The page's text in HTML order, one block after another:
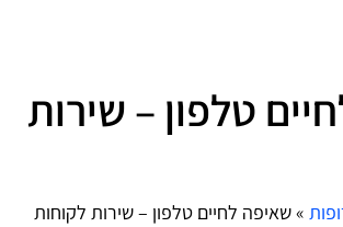
טלפון – שירות
»שאיפה לחיים טלפון – שירות לקוחות